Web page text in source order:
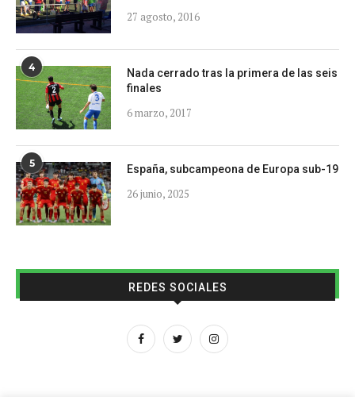
27 agosto, 2016
4
Nada cerrado tras la primera de las seis
finales
6 marzo, 2017
5 España, subcampeona de Europa sub-19
26 junio, 2025
REDES SOCIALES